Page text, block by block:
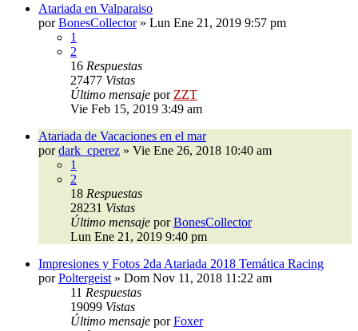
Atariada en Valparaiso
porBonesCollector» Lun Ene 21, 2019 9:57 pm
1
2
16 Respuestas
27477 Vistas
Último mensaje por ZZT
Vie Feb 15, 2019 3:49 am
Atariada de Vacaciones en el mar
pordark_cperez » Vie Ene 26, 2018 10:40 am
1
2
18 Respuestas
28231 Vistas
Último mensaje porBonesCollector
Lun Ene 21, 2019 9:40 pm
Impresiones y Fotos 2da Atariada 2018 Temática Racing
porPoltergeist » Dom Nov 11, 2018 11:22 am
11 Respuestas
19099 Vistas
Último mensaje porFoxer